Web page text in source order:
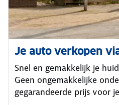
Je auto verkopen
Snel en gemakkelijk je
Geen ongemakkelijke
gegarandeerde prijs voor